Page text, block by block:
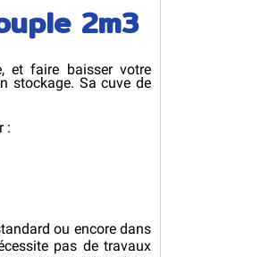
2m3
et faire baisser votre
stockage. Sa cuve de
:
ou encore dans
pas de travaux